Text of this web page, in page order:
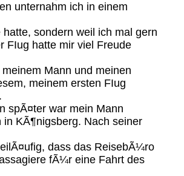
unternahm ich in einem
sondern weil ich mal gern
FIug hatte mir viel Freude
Mann und meinen
meinem ersten FIug
spÃ¤ter war mein Mann
in KÃ¶nigsberg. Nach seiner
dass das ReisebÃ¼ro
fÃ¼r eine Fahrt des